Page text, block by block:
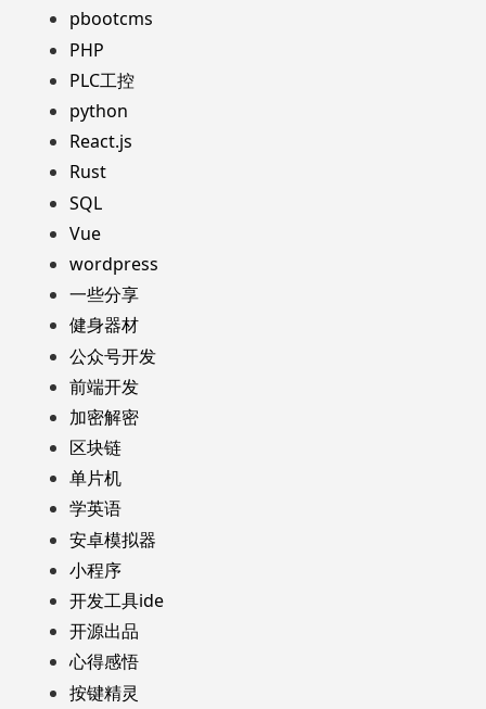
pbootcms
PHP
PLC工控
python
React.js
Rust
SQL
Vue
wordpress
一些分享
健身器材
公众号开发
前端开发
加密解密
区块链
单片机
学英语
安卓模拟器
小程序
开发工具ide
开源出品
心得感悟
按键精灵